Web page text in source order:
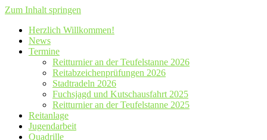
Zum Inhalt springen
Herzlich Willkommen!
News
Termine
Reitturnier an der Teufelstanne 2026
Reitabzeichenprüfungen 2026
Stadtradeln 2026
Fuchsjagd und Kutschausfahrt 2025
Reitturnier an der Teufelstanne 2025
Reitanlage
Jugendarbeit
Quadrille